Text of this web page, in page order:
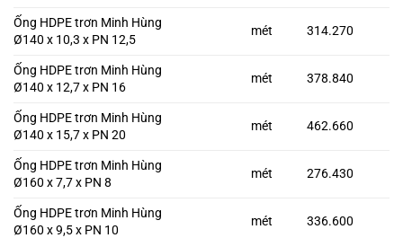
Ống HDPE trơn Minh Hùng
Ø140 x 10,3 x PN 12,5
mét 314.270
Ống HDPE trơn Minh Hùng
Ø140 x 12,7 x PN 16
mét 378.840
Ống HDPE trơn Minh Hùng
Ø140 x 15,7 x PN 20
mét 462.660
Ống HDPE trơn Minh Hùng
Ø160 x 7,7 x PN 8
mét 276.430
Ống HDPE trơn Minh Hùng
Ø160 x 9,5 x PN 10
mét 336.600